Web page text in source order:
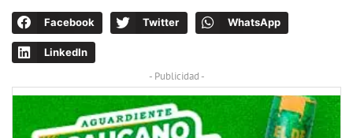
Facebook Twitter WhatsApp
LinkedIn
- Publicidad -